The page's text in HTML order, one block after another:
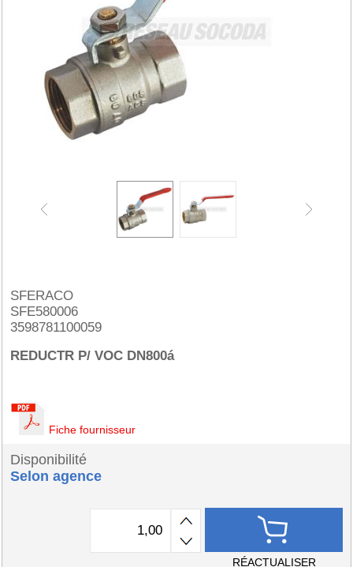
SFERACO
SFE580006
3598781100059
REDUCTR P/ VOC DN800á
Fiche fournisseur
Disponibilité
Selon agence
RÉACTUALISER